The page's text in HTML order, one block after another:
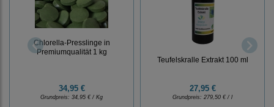
Chlorella-Presslinge in
Premiumqualität 1 kg
34,95 €
Grundpreis: 34,95 € / Kg
Teufelskralle Extrakt 100 ml
27,95 €
Grundpreis: 279,50 € / l